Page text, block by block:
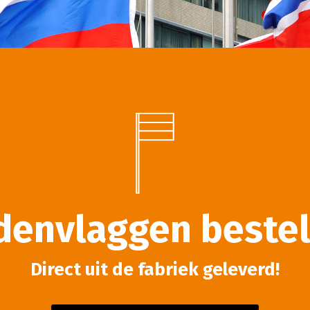
Direct uit de fabriek geleverd!